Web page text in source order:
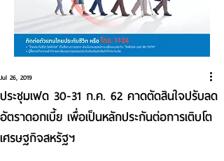
ประชุมเฟด 30-31 ก.ค. 62 คาดตัดสินใจปรับลด
อัตราดอกเบี้ย เพื่อเป็นหลักประกันต่อการเติบโต
เศรษฐกิจสหรัฐฯ
Jul 26, 2019